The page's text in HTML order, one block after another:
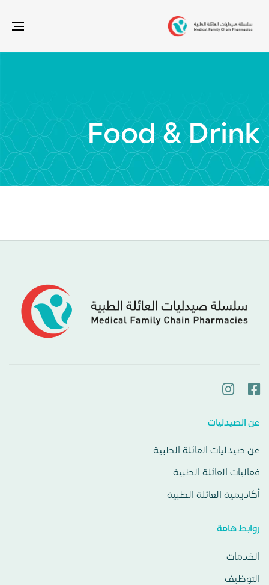
Food & Drink
عن الصيدليات
عن صيدليات العائلة الطبية
فعاليات العائلة الطبية
أكاديمية العائلة الطبية
روابط هامة
الخدمات
التوظيف